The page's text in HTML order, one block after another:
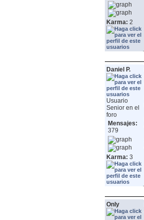
Karma: 2
Daniel P.
Usuario
Senior en el
foro
Mensajes:
379
Karma: 3
Only